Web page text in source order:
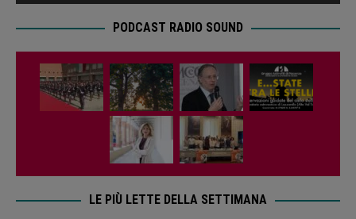
PODCAST RADIO SOUND
LE PIÙ LETTE DELLA SETTIMANA